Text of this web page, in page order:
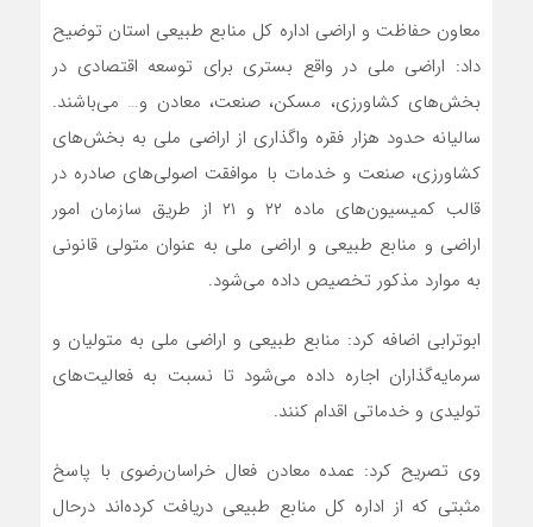
معاون حفاظت و اراضی اداره کل منابع طبیعی استان توضیح
داد: اراضی ملی در واقع بستری برای توسعه اقتصادی در
بخش‌های کشاورزی، مسکن، صنعت، معادن و… می‌باشند.
سالیانه حدود هزار فقره واگذاری از اراضی ملی به بخش‌های
کشاورزی، صنعت و خدمات با موافقت اصولی‌های صادره در
قالب کمیسیون‌های ماده ۲۲ و ۲۱ از طریق سازمان امور
اراضی و منابع طبیعی و اراضی ملی به عنوان متولی قانونی
به موارد مذکور تخصیص داده می‌شود.
ابوترابی اضافه کرد: منابع طبیعی و اراضی ملی به متولیان و
سرمایه‌گذاران اجاره داده می‌شود تا نسبت به فعالیت‌های
تولیدی و خدماتی اقدام کنند.
وی تصریح کرد: عمده معادن فعال خراسان‌رضوی با پاسخ
مثبتی که از اداره کل منابع طبیعی دریافت کرده‌اند درحال